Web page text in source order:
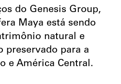
do Genesis Group,
Maya está sendo
natural e
preservado para a
e América Central.